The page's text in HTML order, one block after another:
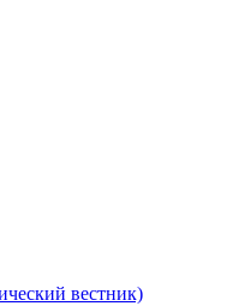
вестник)